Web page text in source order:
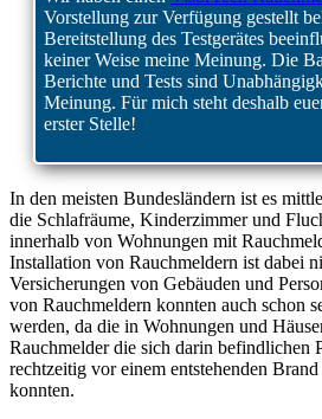
Vorstellung zur Verfügung gestellt
Bereitstellung des Testgerätes
keiner Weise meine Meinung. Die
Berichte und Tests sind
Meinung. Für mich steht deshalb
erster Stelle!
In den meisten Bundesländern ist es
die Schlafräume, Kinderzimmer und
innerhalb von Wohnungen mit
Installation von Rauchmeldern ist dabei
Versicherungen von Gebäuden und
von Rauchmeldern konnten auch schon
werden, da die in Wohnungen und
Rauchmelder die sich darin befindlichen
rechtzeitig vor einem entstehenden
konnten.